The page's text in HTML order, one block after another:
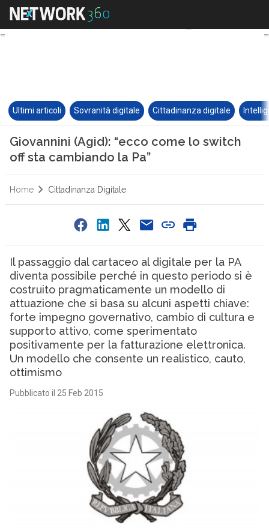
Ultimi articoli Sovranità digitale Cittadinanza digitale
Giovannini (Agid): “ecco come lo switch
off sta cambiando la Pa”
Home Cittadinanza Digitale
Il passaggio dal cartaceo al digitale per la PA
diventa possibile perché in questo periodo si è
costruito pragmaticamente un modello di
attuazione che si basa su alcuni aspetti chiave:
forte impegno governativo, cambio di cultura e
supporto attivo, come sperimentato
positivamente per la fatturazione elettronica.
Un modello che consente un realistico, cauto,
ottimismo
Pubblicato il 25 Feb 2015